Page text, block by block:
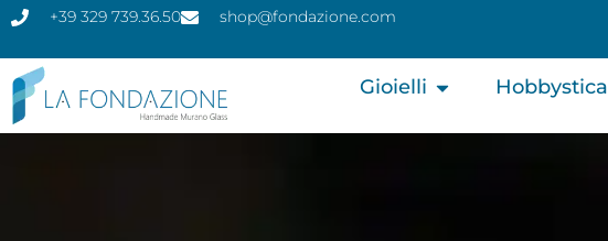
+39 329 739.36.50 shop@fondazione.com
Gioielli Hobbystica